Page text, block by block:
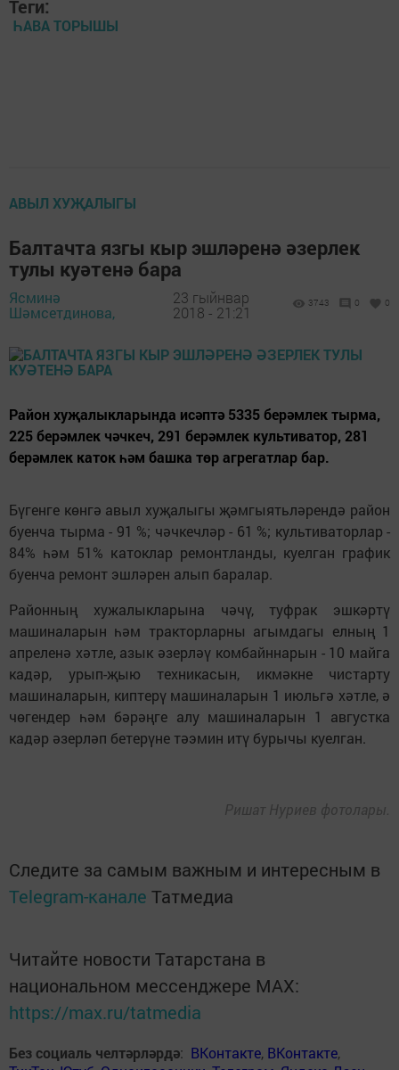
Теги:
ҺАВА ТОРЫШЫ
АВЫЛ ХУҖАЛЫГЫ
Балтачта язгы кыр эшләренә әзерлек
тулы куәтенә бара
Ясминә
Шәмсетдинова,
23 гыйнвар
2018 - 21:21
3743 0 0
Район хуҗалыкларында исәптә 5335 берәмлек тырма,
225 берәмлек чәчкеч, 291 берәмлек культиватор, 281
берәмлек каток һәм башка төр агрегатлар бар.
Бүгенге көнгә авыл хуҗалыгы җәмгыятьләрендә район
буенча тырма - 91 %; чәчкечләр - 61 %; культиваторлар -
84% һәм 51% катоклар ремонтланды, куелган график
буенча ремонт эшләрен алып баралар.
Районның хужалыкларына чәчү, туфрак эшкәртү
машиналарын һәм тракторларны агымдагы елның 1
апреленә хәтле, азык әзерләү комбайннарын - 10 майга
кадәр, урып-җыю техникасын, икмәкне чистарту
машиналарын, киптерү машиналарын 1 июльгә хәтле, ә
чөгендер һәм бәрәңге алу машиналарын 1 августка
кадәр әзерләп бетерүне тәэмин итү бурычы куелган.​
Ришат Нуриев фотолары.
Следите за самым важным и интересным в
Telegram-канале Татмедиа
Читайте новости Татарстана в
национальном мессенджере MАХ:
https://max.ru/tatmedia
Без социаль челтәрләрдә: ВКонтакте, ВКонтакте,